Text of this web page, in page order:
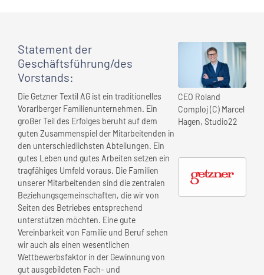
Statement der
Geschäftsführung/des
Vorstands:
Die Getzner Textil AG ist ein traditionelles
Vorarlberger Familienunternehmen. Ein
großer Teil des Erfolges beruht auf dem
guten Zusammenspiel der Mitarbeitenden in
den unterschiedlichsten Abteilungen. Ein
gutes Leben und gutes Arbeiten setzen ein
tragfähiges Umfeld voraus. Die Familien
unserer Mitarbeitenden sind die zentralen
Beziehungsgemeinschaften, die wir von
Seiten des Betriebes entsprechend
unterstützen möchten. Eine gute
Vereinbarkeit von Familie und Beruf sehen
wir auch als einen wesentlichen
Wettbewerbsfaktor in der Gewinnung von
gut ausgebildeten Fach- und
CEO Roland
Comploj (C) Marcel
Hagen, Studio22